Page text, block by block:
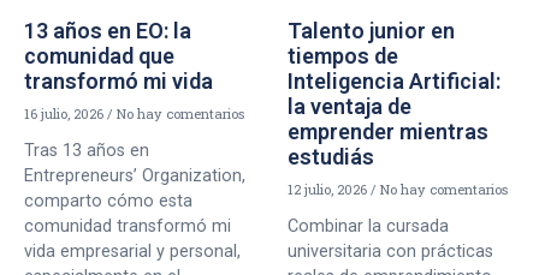
13 años en EO: la
comunidad que
transformó mi vida
16 julio, 2026 No hay comentarios
Tras 13 años en
Entrepreneurs’ Organization,
comparto cómo esta
comunidad transformó mi
vida empresarial y personal,
Talento junior en
tiempos de
Inteligencia Artificial:
la ventaja de
emprender mientras
estudiás
12 julio, 2026 No hay comentarios
Combinar la cursada
universitaria con prácticas